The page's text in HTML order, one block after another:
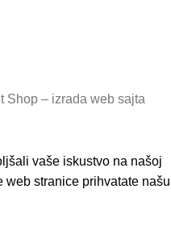
Shop – izrada web sajta
vaše iskustvo na našoj
stranice prihvatate našu